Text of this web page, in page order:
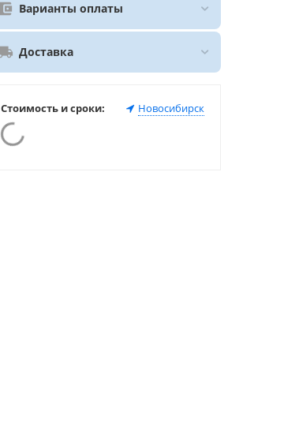
Варианты оплаты
Доставка
Стоимость и сроки: Новосибирск